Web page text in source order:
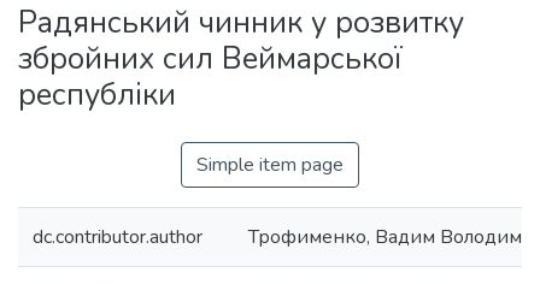
Statistics
Радянський чинник у розвитку
збройних сил Веймарської
республіки
Simple item page
dc.contributor.author Трофименко, Вадим